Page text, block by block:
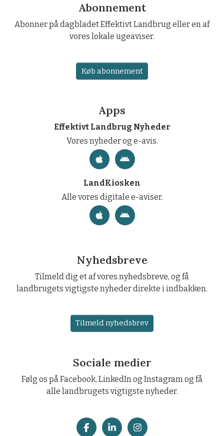
Abonnement
Abonner på dagbladet Effektivt Landbrug eller en af
vores lokale ugeaviser.
Køb abonnement
Apps
Effektivt Landbrug Nyheder
Vores nyheder og e-avis.
LandKiosken
Alle vores digitale e-aviser.
Nyhedsbreve
Tilmeld dig et af vores nyhedsbreve, og få
landbrugets vigtigste nyheder direkte i indbakken.
Tilmeld nyhedsbrev
Sociale medier
Følg os på Facebook, LinkedIn og Instagram og få
alle landbrugets vigtigste nyheder.